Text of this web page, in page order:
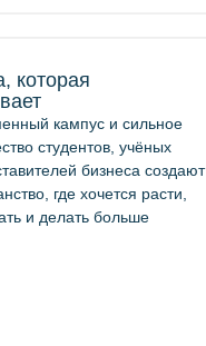
которая
кампус и сильное
студентов, учёных
бизнеса создают
где хочется расти,
и делать больше